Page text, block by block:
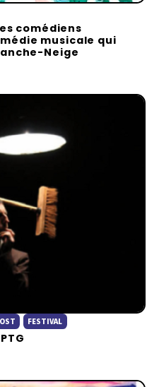
comédiens
musicale qui
Neige
FESTIVAL